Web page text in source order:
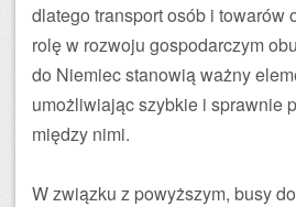
dlatego transport osób i towarów
rolę w rozwoju gospodarczym
do Niemiec stanowią ważny
umożliwiając szybkie i sprawnie
między nimi.
W związku z powyższym, busy